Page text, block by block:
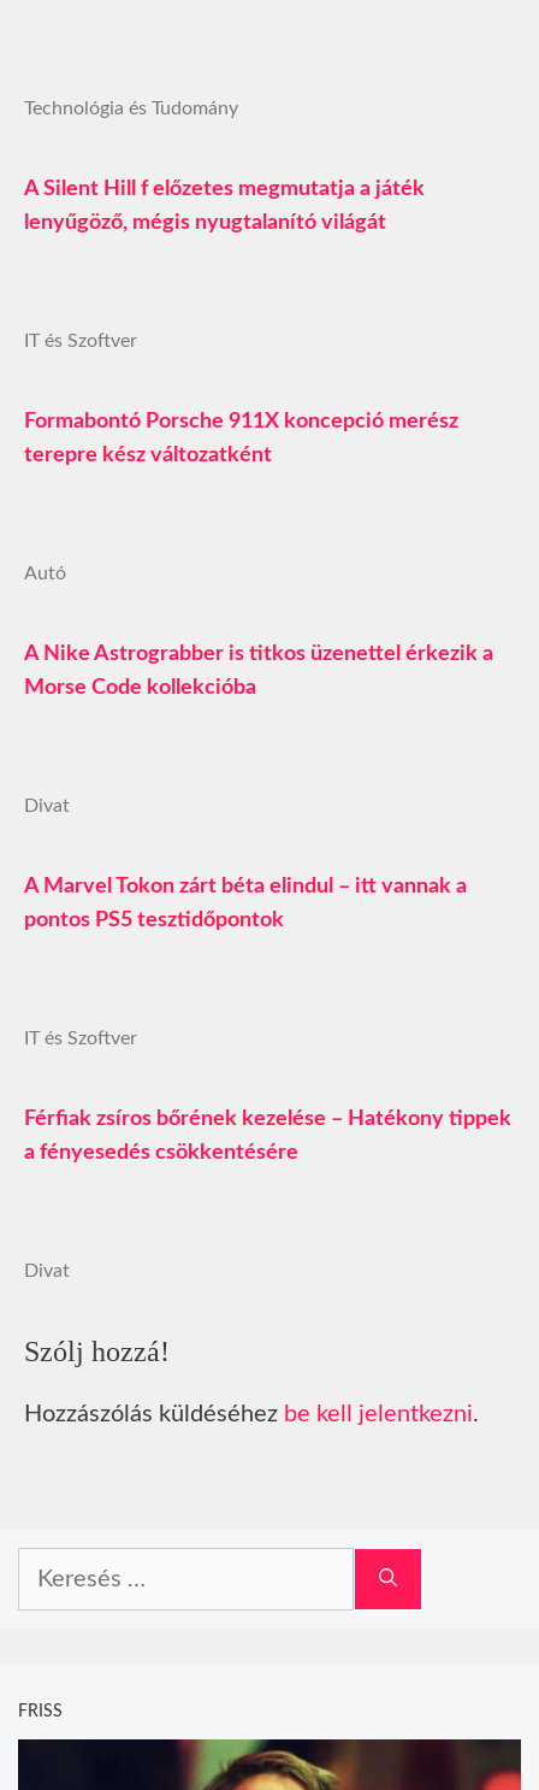
Technológia és Tudomány
A Silent Hill f előzetes megmutatja a játék
lenyűgöző, mégis nyugtalanító világát
IT és Szoftver
Formabontó Porsche 911X koncepció merész
terepre kész változatként
Autó
A Nike Astrograbber is titkos üzenettel érkezik a
Morse Code kollekcióba
Divat
A Marvel Tokon zárt béta elindul – itt vannak a
pontos PS5 tesztidőpontok
IT és Szoftver
Férfiak zsíros bőrének kezelése – Hatékony tippek
a fényesedés csökkentésére
Divat
Szólj hozzá!
Hozzászólás küldéséhez be kell jelentkezni.
FRISS